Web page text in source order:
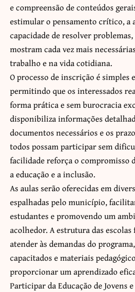
e compreensão de conteúdos
estimular o pensamento crítico, a
capacidade de resolver
mostram cada vez mais
trabalho e na vida cotidiana.
O processo de inscrição é simples
permitindo que os interessados
forma prática e sem burocracia
disponibiliza informações
documentos necessários e os
todos possam participar sem
facilidade reforça o compromisso
a educação e a inclusão.
As aulas serão oferecidas em
espalhadas pelo município,
estudantes e promovendo um
acolhedor. A estrutura das
atender às demandas do
capacitados e materiais
proporcionar um aprendizado
Participar da Educação de Jovens